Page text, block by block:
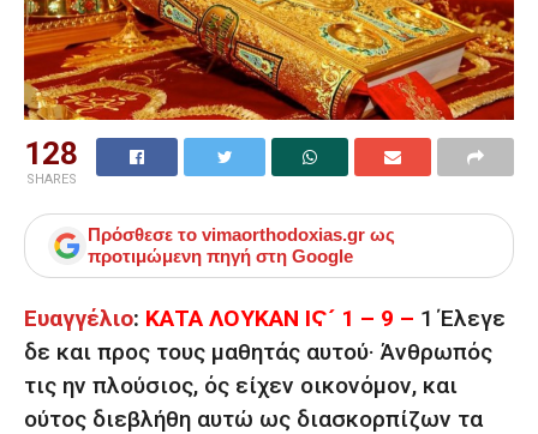
128
SHARES
Πρόσθεσε το vimaorthodoxias.gr ως
προτιμώμενη πηγή στη Google
Ευαγγέλιο: ΚΑΤΑ ΛΟΥΚΑΝ ΙϚ´ 1 – 9 – 1 Έλεγε
δε και προς τους μαθητάς αυτού· Άνθρωπός
τις ην πλούσιος, ός είχεν οικονόμον, και
ούτος διεβλήθη αυτώ ως διασκορπίζων τα